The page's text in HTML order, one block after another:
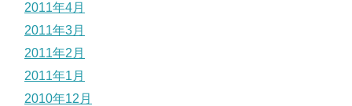
2011年4月
2011年3月
2011年2月
2011年1月
2010年12月